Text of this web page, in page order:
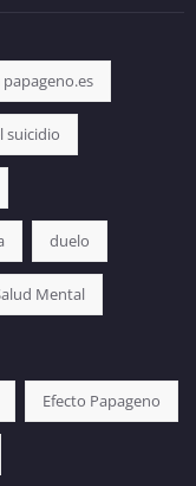
suicidio
duelo
Mental
Efecto Papageno